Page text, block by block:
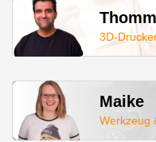
3D-
Maike
Werkzeug